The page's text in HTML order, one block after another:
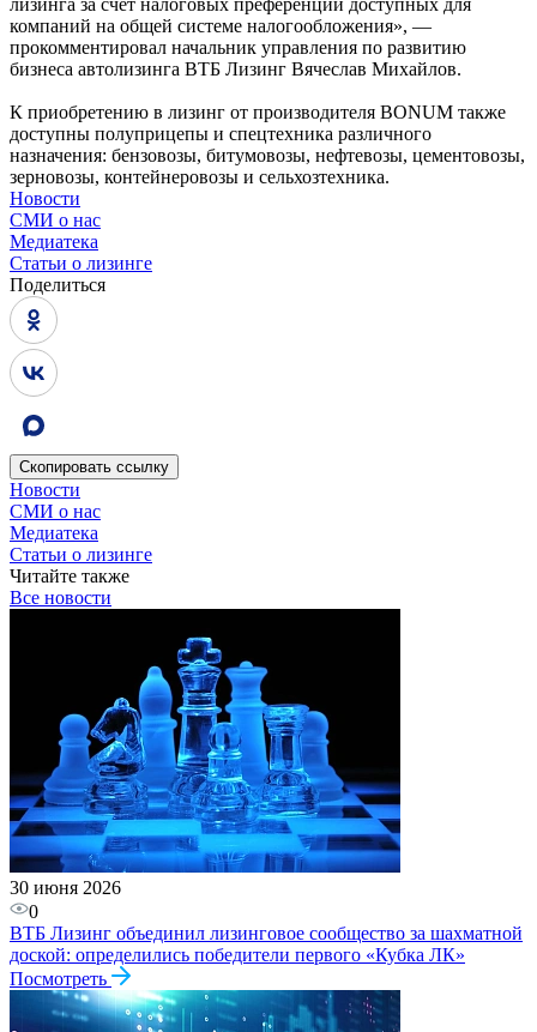
лизинга за счет налоговых преференций доступных для
компаний на общей системе налогообложения», —
прокомментировал начальник управления по развитию
бизнеса автолизинга ВТБ Лизинг Вячеслав Михайлов.
К приобретению в лизинг от производителя BONUM также
доступны полуприцепы и спецтехника различного
назначения: бензовозы, битумовозы, нефтевозы, цементовозы,
зерновозы, контейнеровозы и сельхозтехника.
Новости
СМИ о нас
Медиатека
Статьи о лизинге
Поделиться
Скопировать ссылку
Новости
СМИ о нас
Медиатека
Статьи о лизинге
Читайте также
Все новости
30 июня 2026
0
ВТБ Лизинг объединил лизинговое сообщество за шахматной
доской: определились победители первого «Кубка ЛК»
Посмотреть